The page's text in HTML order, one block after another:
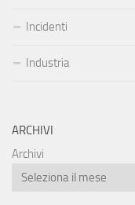
Incidenti
Industria
ARCHIVI
Archivi